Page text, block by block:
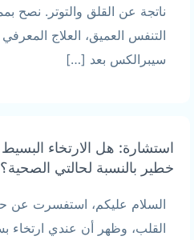
ناتجة عن القلق والتوتر. نصح
التنفس العميق، العلاج
سيبرالكس بعد […]
استشارة: هل الارتخاء
خطير بالنسبة لحالتي الصحية؟
السلام عليكم، استفسرت عن
القلب، وظهر أن عندي ارتخاء